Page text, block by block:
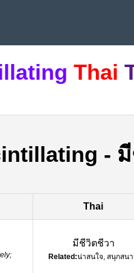
Thai
-
Thai
มีชีวิตชีวา
Related:น่าสนใจ, สนุกสน